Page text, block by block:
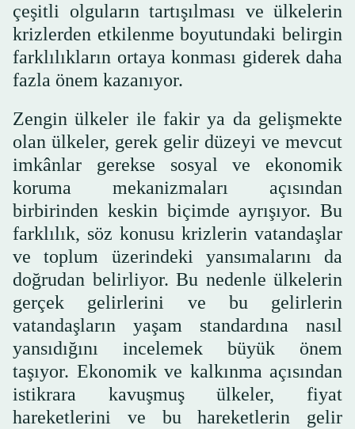
çeşitli olguların tartışılması ve ülkelerin
krizlerden etkilenme boyutundaki belirgin
farklılıkların ortaya konması giderek daha
fazla önem kazanıyor.
Zengin ülkeler ile fakir ya da gelişmekte
olan ülkeler, gerek gelir düzeyi ve mevcut
imkânlar gerekse sosyal ve ekonomik
koruma mekanizmaları açısından
birbirinden keskin biçimde ayrışıyor. Bu
farklılık, söz konusu krizlerin vatandaşlar
ve toplum üzerindeki yansımalarını da
doğrudan belirliyor. Bu nedenle ülkelerin
gerçek gelirlerini ve bu gelirlerin
vatandaşların yaşam standardına nasıl
yansıdığını incelemek büyük önem
taşıyor. Ekonomik ve kalkınma açısından
istikrara kavuşmuş ülkeler, fiyat
hareketlerini ve bu hareketlerin gelir